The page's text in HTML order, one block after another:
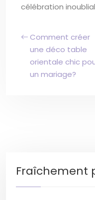
célébration
Comment créer
une déco table
orientale chic
un mariage?
Fraîchement